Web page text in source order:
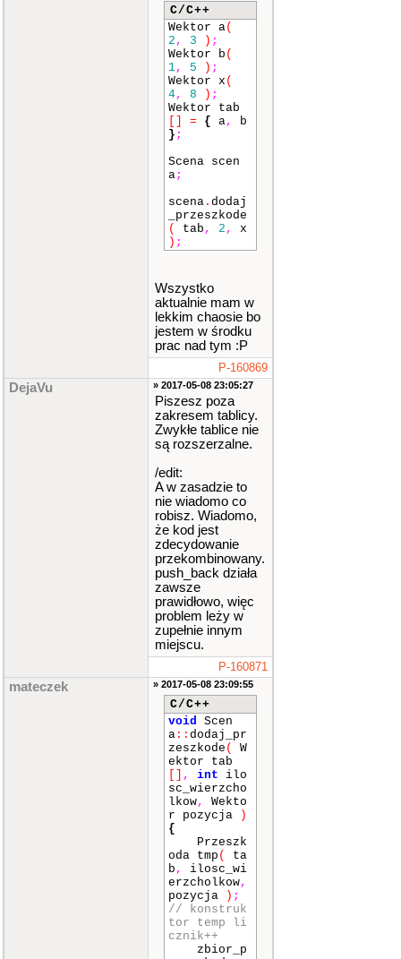
C/C++
Wektor a(
2 , 3 ) ;
Wektor b (
1, 5 ) ;
Wektor x (
4, 8 ) ;
Wektor tab
= { a,
b
} ;
Scena scen
a;
scena . dodaj
_przeszkode
(
tab , 2 ,
x
) ;
Wszystko
aktualnie mam w
lekkim chaosie bo
jestem w środku
prac nad tym :P
P-160869
DejaVu » 2017-05-08 23:05:27
Piszesz poza
zakresem tablicy.
Zwykłe tablice nie
są rozszerzalne.
/edit:
A w zasadzie to
nie wiadomo co
robisz. Wiadomo,
że kod jest
zdecydowanie
przekombinowany.
push_back działa
zawsze
prawidłowo, więc
problem leży w
zupełnie innym
miejscu.
P-160871
mateczek » 2017-05-08 23:09:55
C/C++
void Scen
a :: dodaj_pr
zeszkode (
W
ektor tab
, int ilo
sc_wierzcho
lkow,
Wekto
r pozycja
)
{
Przeszk
oda tmp (
ta
b ,
ilosc_wi
erzcholkow,
pozycja
) ;
// konstruk
tor temp li
cznik++
zbior_p